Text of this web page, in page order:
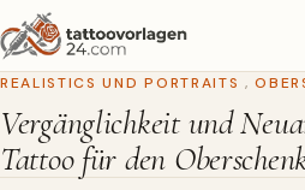
REALISTICS UND PORTRAITS ,
Vergänglichkeit und
Tattoo für den